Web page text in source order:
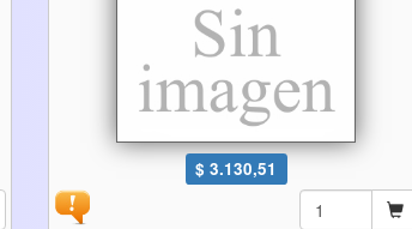
$ 3.130,51